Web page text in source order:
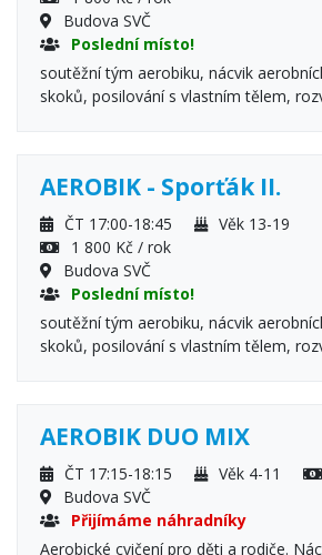
Budova SVČ
Poslední místo!
soutěžní tým aerobiku, nácvik
skoků, posilování s vlastním tělem,
Sporťák II., o zařazení do týmu
vhodné pro začátečníky
AEROBIK - Sporťák II.
ČT 17:00-18:45
Věk 13-19
1 800 Kč / rok
Budova SVČ
Poslední místo!
soutěžní tým aerobiku, nácvik
skoků, posilování s vlastním tělem,
Sporťák I., o zařazení do týmu
vhodné pro začátečníky
AEROBIK DUO MIX
ČT 17:15-18:15 Věk 4-11
Budova SVČ
Přijímáme náhradníky
Aerobické cvičení pro děti a rodiče.